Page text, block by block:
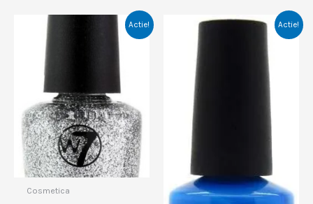
Actie!
Cosmetica
Actie!